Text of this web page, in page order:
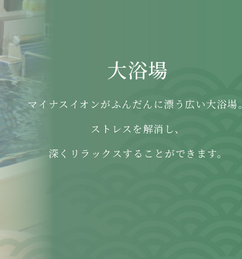
大浴場
マイナスイオンがふんだんに漂う広い大浴場。
ストレスを解消し、
深くリラックスすることができます。